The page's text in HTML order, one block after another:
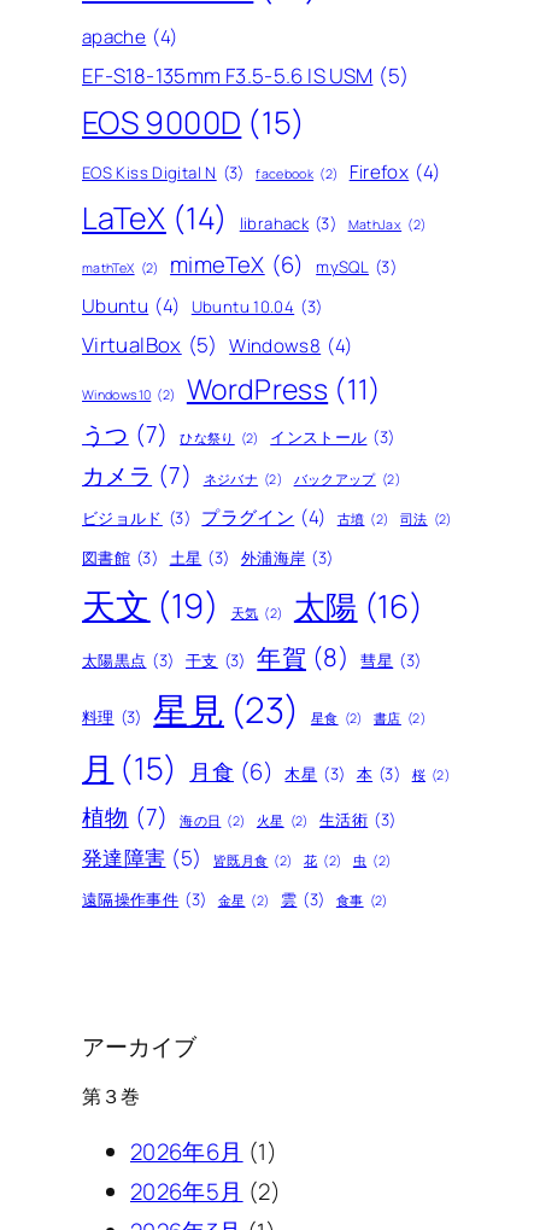
apache (4)
EF-S18-135mm F3.5-5.6 IS USM (5)
EOS 9000D (15)
EOS Kiss Digital N (3) facebook (2) Firefox (4)
LaTeX (14) librahack (3) MathJax (2)
mathTeX (2) mimeTeX (6) mySQL (3)
Ubuntu (4) Ubuntu 10.04 (3)
VirtualBox (5) Windows8 (4)
Windows10 (2) WordPress (11)
うつ (7) ひな祭り (2) インストール (3)
カメラ (7) ネジバナ (2) バックアップ (2)
ビジョルド (3) プラグイン (4) 古墳 (2) 司法 (2)
図書館 (3) 土星 (3) 外浦海岸 (3)
天文 (19) 天気 (2) 太陽 (16)
太陽黒点 (3) 干支 (3) 年賀 (8) 彗星 (3)
料理 (3) 星見 (23) 星食 (2) 書店 (2)
月 (15) 月食 (6) 木星 (3) 本 (3) 桜 (2)
植物 (7) 海の日 (2) 火星 (2) 生活術 (3)
発達障害 (5) 皆既月食 (2) 花 (2) 虫 (2)
遠隔操作事件 (3) 金星 (2) 雲 (3) 食事 (2)
アーカイブ
第３巻
2026年6月 (1)
2026年5月 (2)